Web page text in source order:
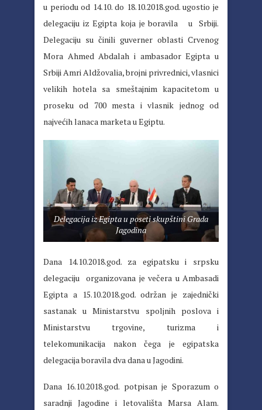
u periodu od 14.10. do 18.10.2018.god. ugostio je
delegaciju iz Egipta koja je boravila u Srbiji.
Delegaciju su činili guverner oblasti Crvenog
Mora Ahmed Abdalah i ambasador Egipta u
Srbiji Amri Aldžovalia, brojni privrednici, vlasnici
velikih hotela sa smeštajnim kapacitetom u
proseku od 700 mesta i vlasnik jednog od
najvećih lanaca marketa u Egiptu.
Delegacija iz Egipta u poseti skupštini Grada
Jagodina
Dana 14.10.2018.god. za egipatsku i srpsku
delegaciju organizovana je večera u Ambasadi
Egipta a 15.10.2018.god. održan je zajednički
sastanak u Ministarstvu spoljnih poslova i
Ministarstvu trgovine, turizma i
telekomunikacija nakon čega je egipatska
delegacija boravila dva dana u Jagodini.
Dana 16.10.2018.god. potpisan je Sporazum o
saradnji Jagodine i letovališta Marsa Alam.